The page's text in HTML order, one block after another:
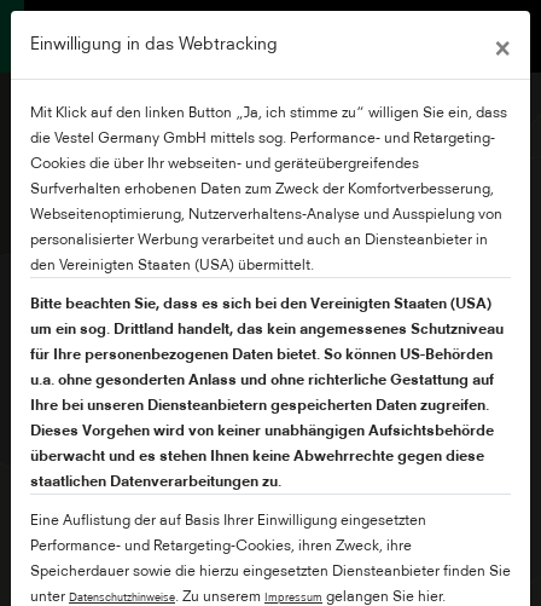
43" QV3F Series
Einwilligung in das Webtracking ×
Mit Klick auf den linken Button „Ja, ich stimme zu“ willigen Sie ein, dass
die Vestel Germany GmbH mittels sog. Performance- und Retargeting-
Cookies die über Ihr webseiten- und geräteübergreifendes
Surfverhalten erhobenen Daten zum Zweck der Komfortverbesserung,
Webseitenoptimierung, Nutzerverhaltens-Analyse und Ausspielung von
personalisierter Werbung verarbeitet und auch an Diensteanbieter in
den Vereinigten Staaten (USA) übermittelt.
Bitte beachten Sie, dass es sich bei den Vereinigten Staaten (USA)
um ein sog. Drittland handelt, das kein angemessenes Schutzniveau
für Ihre personenbezogenen Daten bietet. So können US-Behörden
u.a. ohne gesonderten Anlass und ohne richterliche Gestattung auf
Ihre bei unseren Diensteanbietern gespeicherten Daten zugreifen.
Dieses Vorgehen wird von keiner unabhängigen Aufsichtsbehörde
überwacht und es stehen Ihnen keine Abwehrrechte gegen diese
staatlichen Datenverarbeitungen zu.
Eine Auflistung der auf Basis Ihrer Einwilligung eingesetzten
Performance- und Retargeting-Cookies, ihren Zweck, ihre
Speicherdauer sowie die hierzu eingesetzten Diensteanbieter finden Sie
unter Datenschutzhinweise. Zu unserem Impressum gelangen Sie hier.